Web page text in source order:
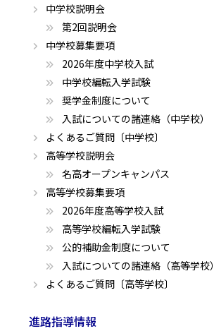
中学校説明会
第2回説明会
中学校募集要項
2026年度中学校入試
中学校編転入学試験
奨学金制度について
入試についての諸連絡（中学校）
よくあるご質問〔中学校〕
高等学校説明会
名高オープンキャンパス
高等学校募集要項
2026年度高等学校入試
高等学校編転入学試験
公的補助金制度について
入試についての諸連絡（高等学校）
よくあるご質問〔高等学校〕
進路指導情報